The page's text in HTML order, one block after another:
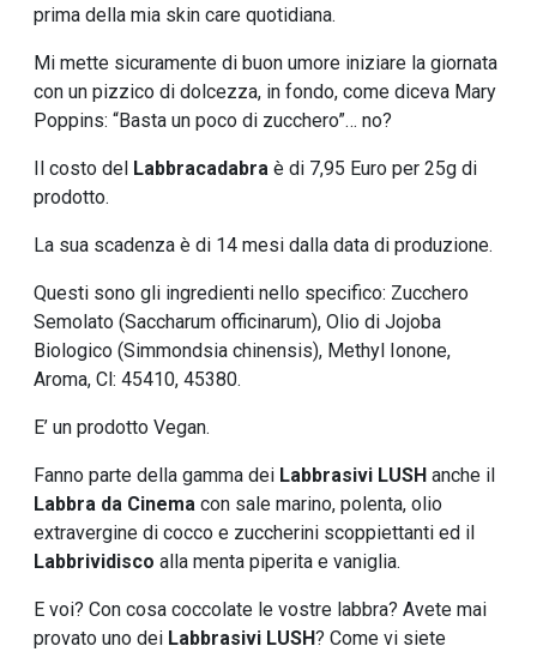
prima della mia skin care quotidiana.
Mi mette sicuramente di buon umore iniziare la giornata
con un pizzico di dolcezza, in fondo, come diceva Mary
Poppins: “Basta un poco di zucchero”… no?
Il costo del Labbracadabra è di 7,95 Euro per 25g di
prodotto.
La sua scadenza è di 14 mesi dalla data di produzione.
Questi sono gli ingredienti nello specifico: Zucchero
Semolato (Saccharum officinarum), Olio di Jojoba
Biologico (Simmondsia chinensis), Methyl Ionone,
Aroma, Cl: 45410, 45380.
E’ un prodotto Vegan.
Fanno parte della gamma dei Labbrasivi LUSH anche il
Labbra da Cinema con sale marino, polenta, olio
extravergine di cocco e zuccherini scoppiettanti ed il
Labbrividisco alla menta piperita e vaniglia.
E voi? Con cosa coccolate le vostre labbra? Avete mai
provato uno dei Labbrasivi LUSH? Come vi siete